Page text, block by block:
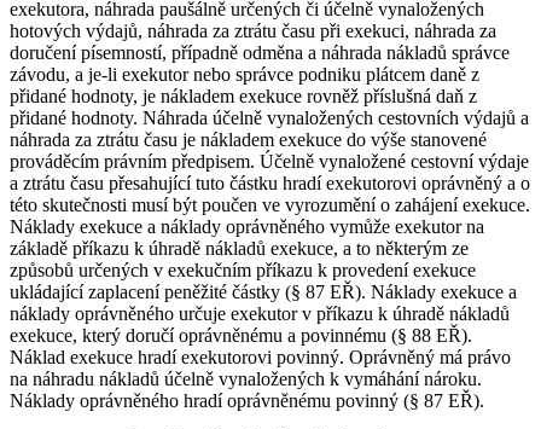
exekutora, náhrada paušálně určených či účelně vynaložených
hotových výdajů, náhrada za ztrátu času při exekuci, náhrada za
doručení písemností, případně odměna a náhrada nákladů správce
závodu, a je-li exekutor nebo správce podniku plátcem daně z
přidané hodnoty, je nákladem exekuce rovněž příslušná daň z
přidané hodnoty. Náhrada účelně vynaložených cestovních výdajů a
náhrada za ztrátu času je nákladem exekuce do výše stanovené
prováděcím právním předpisem. Účelně vynaložené cestovní výdaje
a ztrátu času přesahující tuto částku hradí exekutorovi oprávněný a o
této skutečnosti musí být poučen ve vyrozumění o zahájení exekuce.
Náklady exekuce a náklady oprávněného vymůže exekutor na
základě příkazu k úhradě nákladů exekuce, a to některým ze
způsobů určených v exekučním příkazu k provedení exekuce
ukládající zaplacení peněžité částky (§ 87 EŘ). Náklady exekuce a
náklady oprávněného určuje exekutor v příkazu k úhradě nákladů
exekuce, který doručí oprávněnému a povinnému (§ 88 EŘ).
Náklad exekuce hradí exekutorovi povinný. Oprávněný má právo
na náhradu nákladů účelně vynaložených k vymáhání nároku.
Náklady oprávněného hradí oprávněnému povinný (§ 87 EŘ).